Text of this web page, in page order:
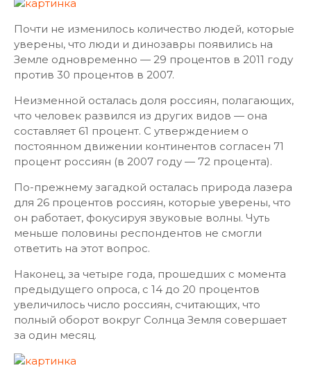
Почти не изменилось количество людей, которые
уверены, что люди и динозавры появились на
Земле одновременно — 29 процентов в 2011 году
против 30 процентов в 2007.
Неизменной осталась доля россиян, полагающих,
что человек развился из других видов — она
составляет 61 процент. С утверждением о
постоянном движении континентов согласен 71
процент россиян (в 2007 году — 72 процента).
По-прежнему загадкой осталась природа лазера
для 26 процентов россиян, которые уверены, что
он работает, фокусируя звуковые волны. Чуть
меньше половины респондентов не смогли
ответить на этот вопрос.
Наконец, за четыре года, прошедших с момента
предыдущего опроса, с 14 до 20 процентов
увеличилось число россиян, считающих, что
полный оборот вокруг Солнца Земля совершает
за один месяц.